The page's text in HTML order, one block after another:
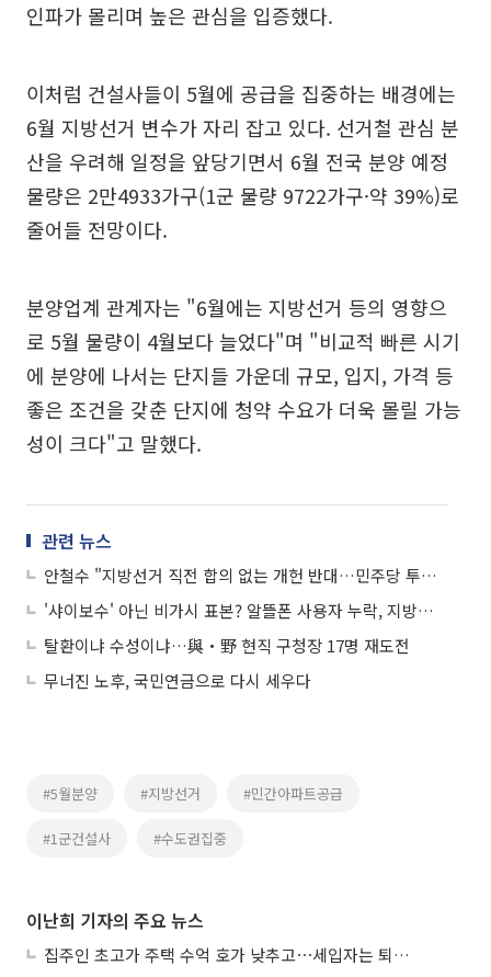
인파가 몰리며 높은 관심을 입증했다.
이처럼 건설사들이 5월에 공급을 집중하는 배경에는
6월 지방선거 변수가 자리 잡고 있다. 선거철 관심 분
산을 우려해 일정을 앞당기면서 6월 전국 분양 예정
물량은 2만4933가구(1군 물량 9722가구·약 39%)로
줄어들 전망이다.
분양업계 관계자는 "6월에는 지방선거 등의 영향으
로 5월 물량이 4월보다 늘었다"며 "비교적 빠른 시기
에 분양에 나서는 단지들 가운데 규모, 입지, 가격 등
좋은 조건을 갖춘 단지에 청약 수요가 더욱 몰릴 가능
성이 크다"고 말했다.
관련 뉴스
안철수 "지방선거 직전 합의 없는 개헌 반대…민주당 투표율용"
'샤이보수' 아닌 비가시 표본? 알뜰폰 사용자 누락, 지방선거 여론조사 구조적 문제
탈환이냐 수성이냐…與‧野 현직 구청장 17명 재도전
무너진 노후, 국민연금으로 다시 세우다
#5월분양 #지방선거 #민간아파트공급
#1군건설사 #수도권집중
이난희 기자의 주요 뉴스
집주인 초고가 주택 수억 호가 낮추고⋯세입자는 퇴거 위기